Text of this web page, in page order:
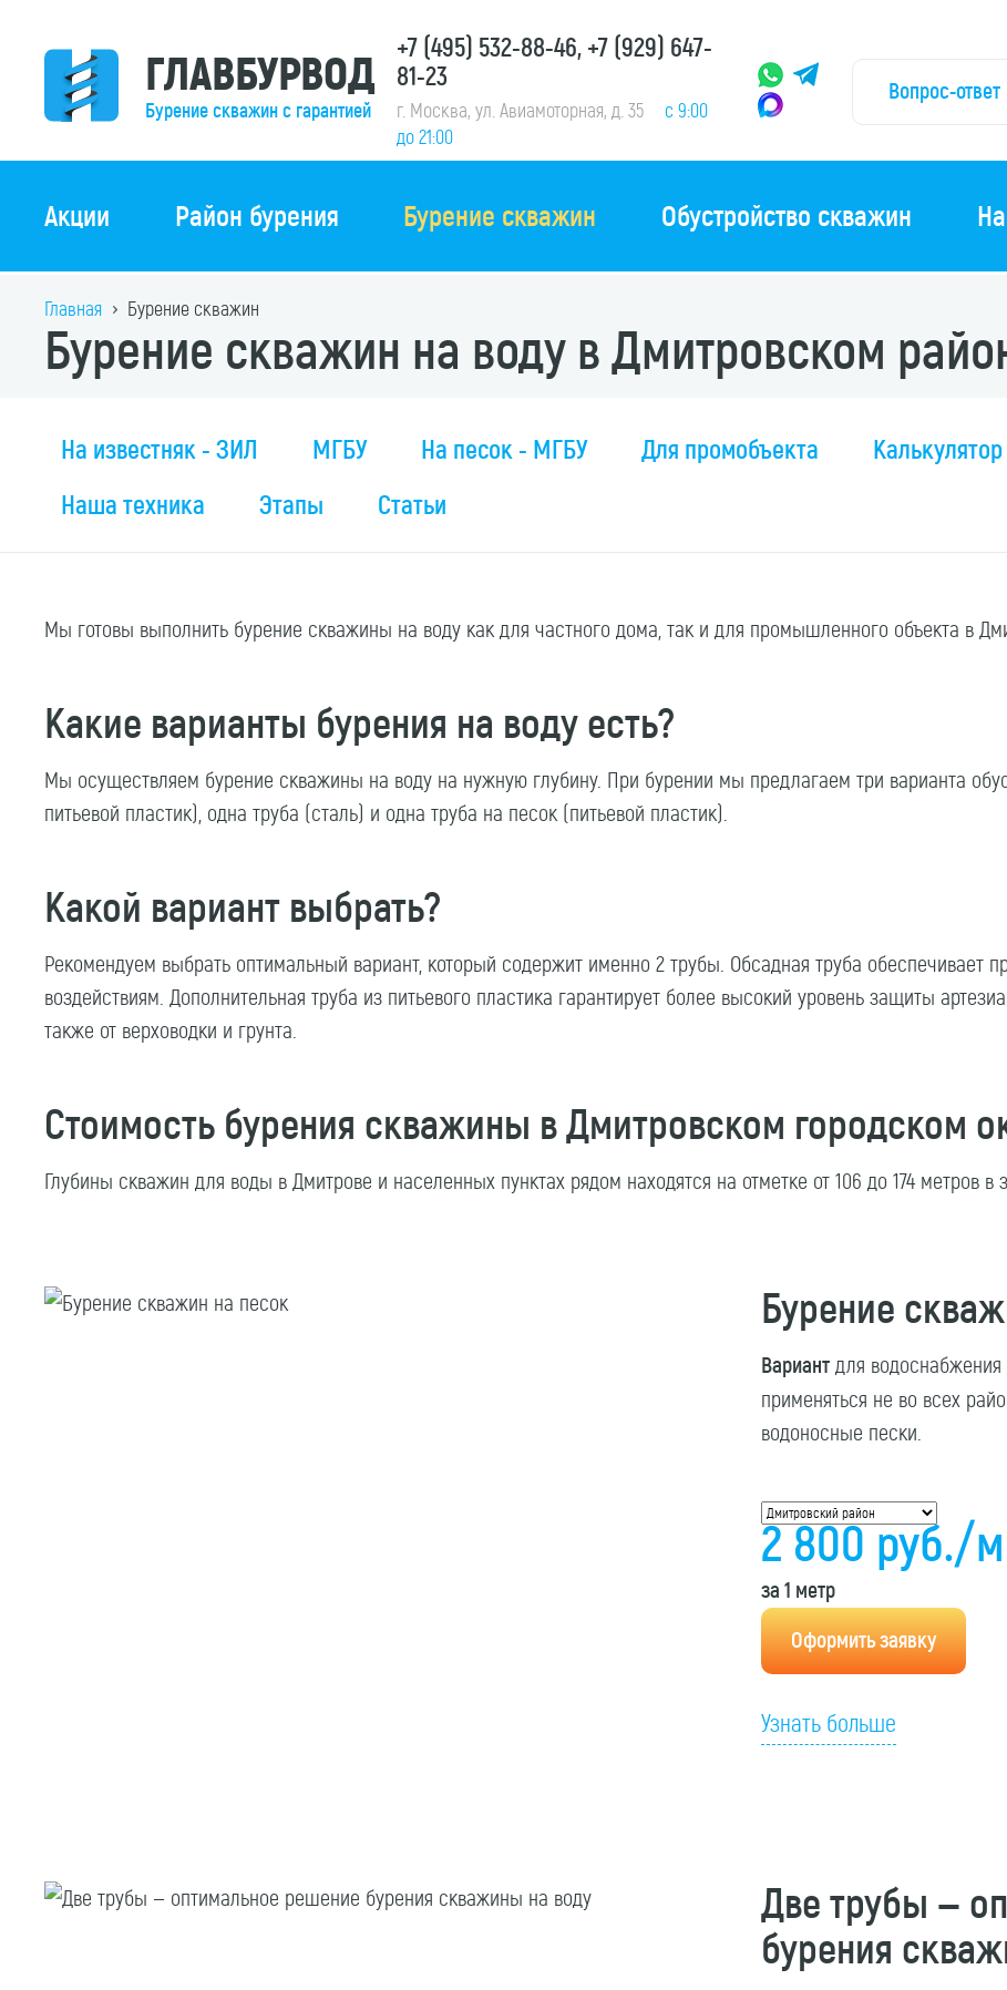
ГЛАВБУРВОД
Бурение скважин с гарантией
+7 (495) 532-88-46 +7 (929) 647-
81-23
г. Москва, ул. Авиамоторная, д. 35
с 9:00
до 21:00
Вопрос-ответ
Акции Район бурения Бурение скважин Обустройство скважин
Главная Бурение скважин
Бурение скважин на водув Дмитровском
На известняк - ЗИЛ МГБУ На песок - МГБУ Для промобъекта Калькулятор
Наша техника
Этапы Статьи
Мы готовы выполнить бурение скважины на воду как для частного дома, так и для промышленного объекта в
Какие варианты бурения на воду есть?
Мы осуществляем бурение скважины на воду на нужную глубину. При бурении мы предлагаем три варианта
питьевой пластик), одна труба (сталь) и одна труба на песок (питьевой пластик).
Какой вариант выбрать?
Рекомендуем выбрать оптимальный вариант, который содержит именно 2 трубы. Обсадная труба обеспечивает
воздействиям. Дополнительная труба из питьевого пластика гарантирует более высокий уровень защиты
также от верховодки и грунта.
Стоимость бурения скважины в Дмитровском городском
Глубины скважин для воды в Дмитрове и населенных пунктах рядом находятся на отметке от 106 до 174 метров в
Бурение
Вариант для
применяться не во всех
водоносные пески.
2 800руб./м
за 1 метр
Оформить заявку
Узнать больше
Две трубы —
бурения